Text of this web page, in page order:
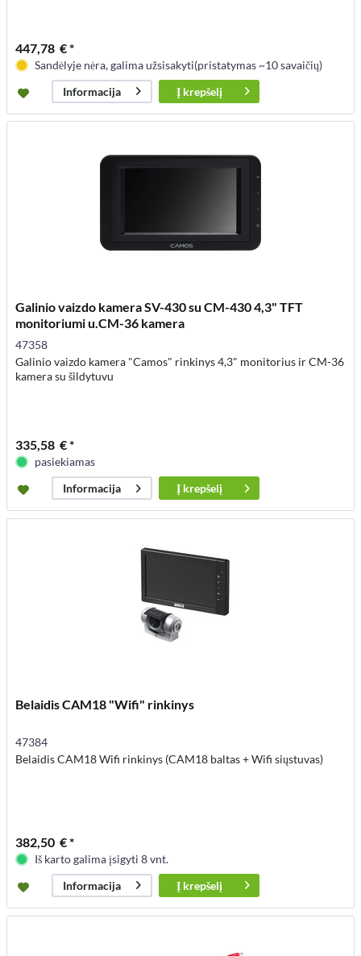
447,78 € *
Sandėlyje nėra, galima užsisakyti(pristatymas ~10 savaičių)
Informacija
Į krepšelį
Galinio vaizdo kamera SV-430 su CM-430 4,3" TFT
monitoriumi u.CM-36 kamera
47358
Galinio vaizdo kamera "Camos" rinkinys 4,3" monitorius ir CM-36
kamera su šildytuvu
335,58 € *
pasiekiamas
Informacija
Į krepšelį
Belaidis CAM18 "Wifi" rinkinys
47384
Belaidis CAM18 Wifi rinkinys (CAM18 baltas + Wifi siųstuvas)
382,50 € *
Iš karto galima įsigyti 8 vnt.
Informacija
Į krepšelį